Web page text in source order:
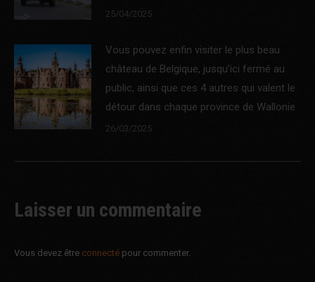
25/04/2025
Vous pouvez enfin visiter le plus beau
château de Belgique, jusqu’ici fermé au
public, ainsi que ces 4 autres qui valent le
détour dans chaque province de Wallonie
26/03/2025
Laisser un commentaire
Vous devez être connecté pour commenter.